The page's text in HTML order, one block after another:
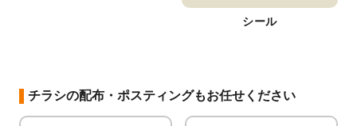
シール
チラシの配布・ポスティングもお任せください